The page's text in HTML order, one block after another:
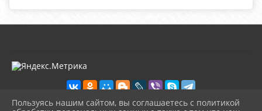
Пользуясь нашим сайтом, вы соглашаетесь с политикой